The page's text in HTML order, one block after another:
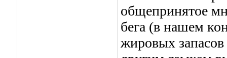
общепринятое
бега (в нашем
жировых